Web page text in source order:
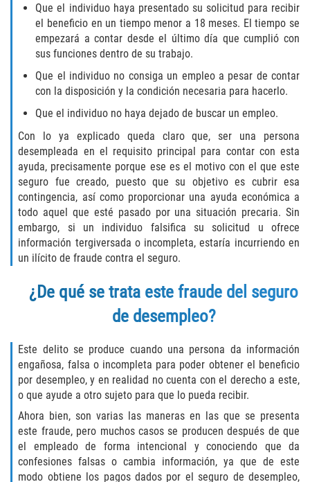
Tutela de los Tribunales
Tribunal de Delincuencia Juvenil
Delitos de Armas
Armas Prohibidas en California
Aumento de Sentencias por Armas de
Fuego
Descarga Negligente de un Arma de
Fuego
Portar un Arma de Fuego Cargada
Delitos de Conducción
Conducir con una Licencia
Suspendida
Evadir a un Oficial de Policía
Homicidio Vehicular
Que el individuo haya presentado su solicitud para recibir
el beneficio en un tiempo menor a 18 meses. El tiempo se
empezará a contar desde el último día que cumplió con
sus funciones dentro de su trabajo.
Que el individuo no consiga un empleo a pesar de contar
con la disposición y la condición necesaria para hacerlo.
Que el individuo no haya dejado de buscar un empleo.
Con lo ya explicado queda claro que, ser una persona
desempleada en el requisito principal para contar con esta
ayuda, precisamente porque ese es el motivo con el que este
seguro fue creado, puesto que su objetivo es cubrir esa
contingencia, así como proporcionar una ayuda económica a
todo aquel que esté pasado por una situación precaria. Sin
embargo, si un individuo falsifica su solicitud u ofrece
información tergiversada o incompleta, estaría incurriendo en
un ilícito de fraude contra el seguro.
¿De qué se trata este fraude del seguro
de desempleo?
Este delito se produce cuando una persona da información
engañosa, falsa o incompleta para poder obtener el beneficio
por desempleo, y en realidad no cuenta con el derecho a este,
o que ayude a otro sujeto para que lo pueda recibir.
Ahora bien, son varias las maneras en las que se presenta
este fraude, pero muchos casos se producen después de que
el empleado de forma intencional y conociendo que da
confesiones falsas o cambia información, ya que de este
modo obtiene los pagos dados por el seguro de desempleo,